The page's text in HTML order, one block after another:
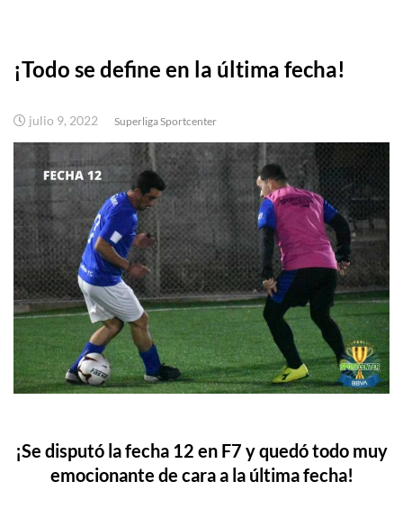
¡Todo se define en la última fecha!
julio 9, 2022 Superliga Sportcenter
¡Se disputó la fecha 12 en F7 y quedó todo muy
emocionante de cara a la última fecha!